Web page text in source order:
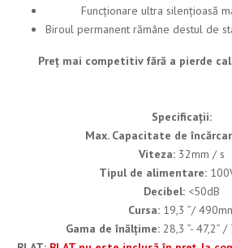
Funcționare ultra silențioasă
Biroul permanent rămâne destul de
Preț mai competitiv fără a pierde
Specificații:
Max. Capacitate de
Viteza: 32mm / s
Tipul de alimentare:
Decibel: <50dB
Cursa:19,3 ”/
Gama de înălțime: 28,3 ”- 47,2”